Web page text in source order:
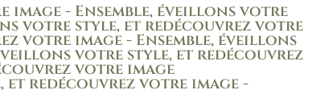
- Ensemble, éveillons votre
votre style, et redécouvrez votre
image - Ensemble, éveillons
votre style, et redécouvrez
votre image
et redécouvrez votre image -